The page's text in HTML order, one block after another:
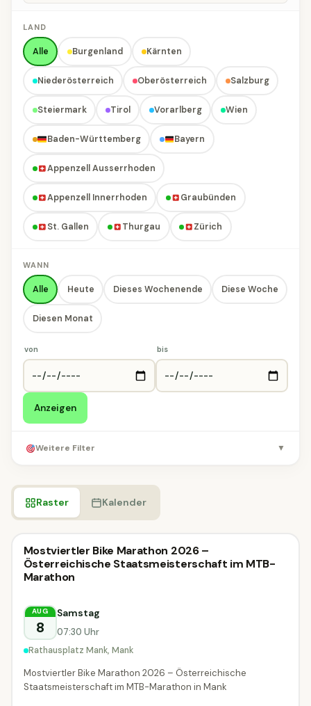
LAND
Alle Burgenland Kärnten
Niederösterreich Oberösterreich Salzburg
Steiermark Tirol Vorarlberg Wien
Baden-Württemberg Bayern
Appenzell Ausserrhoden
Appenzell Innerrhoden Graubünden
St. Gallen Thurgau Zürich
WANN
Alle Heute Dieses Wochenende Diese Woche
Diesen Monat
von bis
Anzeigen
Weitere Filter ▼
Raster Kalender
Radveranstaltung
Mank
Radveranstaltung
Mostviertler Bike Marathon 2026 –
Österreichische Staatsmeisterschaft im MTB-
Marathon
AUG
8
Samstag
07:30 Uhr
Rathausplatz Mank, Mank
Mostviertler Bike Marathon 2026 – Österreichische
Staatsmeisterschaft im MTB-Marathon in Mank